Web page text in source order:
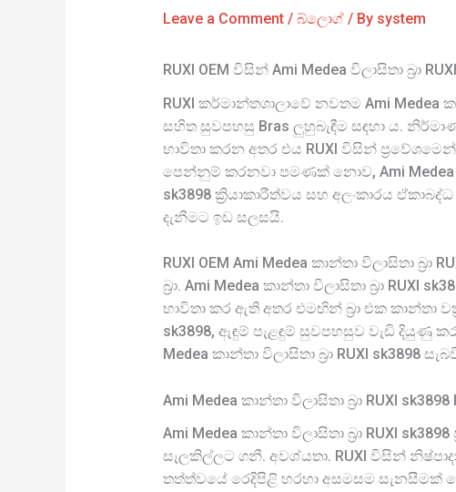
Leave a Comment / බ්ලොග්/ By system
RUXI OEM විසින් Ami Medea විලාසිතා
RUXI කර්මාන්තශාලාවේ නවතම Ami
සහිත සුවපහසු Bras ලුහුබැඳීම සඳහා ය.
භාවිතා කරන අතර එය RUXI විසින් ප්‍රවේශමෙන්
පෙන්නුම් කරනවා පමණක් නොව, Ami Medea
sk3898 ක්‍රියාකාරීත්වය සහ අලංකාරය
දැනීමට ඉඩ සලසයි.
RUXI OEM Ami Medea කාන්තා විලාසිතා
බ්‍රා. Ami Medea කාන්තා විලාසිතා බ්‍රා
භාවිතා කර ඇති අතර එමඟින් බ්‍රා එක කාන්තා
sk3898, ඇඳුම් පැළඳුම් සුවපහසුව වැඩි දියුණු
Medea කාන්තා විලාසිතා බ්‍රා RUXI
Ami Medea කාන්තා විලාසිතා බ්‍රා RUXI
Ami Medea කාන්තා විලාසිතා බ්‍රා RUXI
සැලකිල්ලට ගනී. අවශ්යතා. RUXI විසින්
තත්ත්වයේ රෙදිපිළි හරහා අසමසම සැනසීමක්